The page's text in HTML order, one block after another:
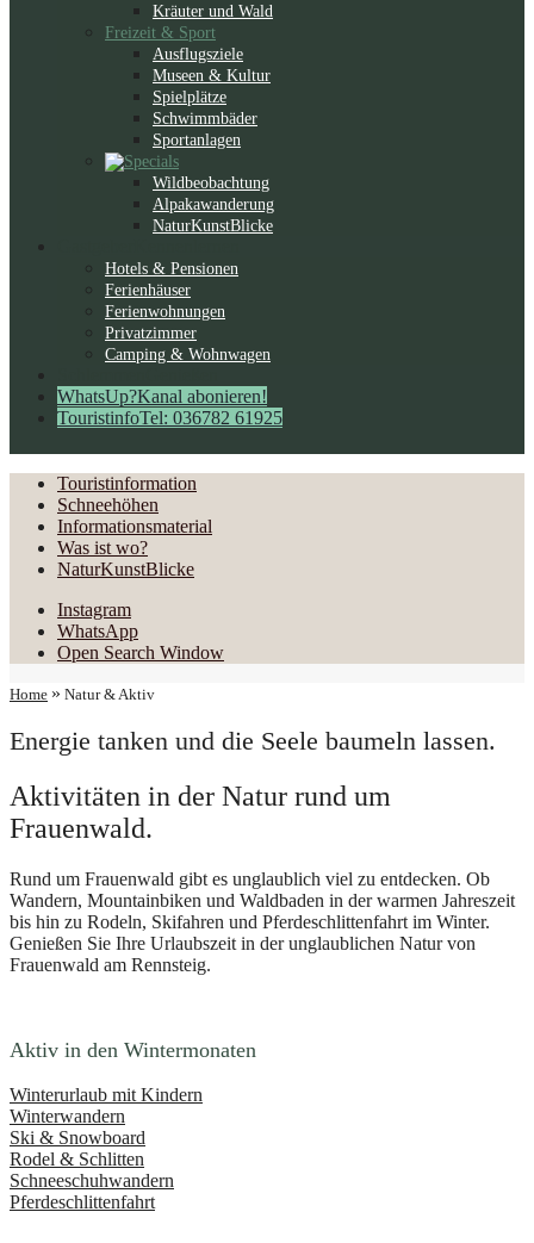
Kräuter und Wald
Freizeit & Sport
Ausflugsziele
Museen & Kultur
Spielplätze
Schwimmbäder
Sportanlagen
Wildbeobachtung
Alpakawanderung
NaturKunstBlicke
Hotels & Pensionen
Ferienhäuser
Ferienwohnungen
Privatzimmer
Camping & Wohnwagen
WhatsUp?Kanal abonieren!
TouristinfoTel: 036782 61925
Touristinformation
Schneehöhen
Informationsmaterial
Was ist wo?
NaturKunstBlicke
Instagram
WhatsApp
Open Search Window
Home » Natur & Aktiv
Energie tanken und die Seele baumeln lassen.
Aktivitäten in der Natur rund um
Frauenwald.
Rund um Frauenwald gibt es unglaublich viel zu entdecken. Ob
Wandern, Mountainbiken und Waldbaden in der warmen Jahreszeit
bis hin zu Rodeln, Skifahren und Pferdeschlittenfahrt im Winter.
Genießen Sie Ihre Urlaubszeit in der unglaublichen Natur von
Frauenwald am Rennsteig.
Aktiv in den Wintermonaten
Winterurlaub mit Kindern
Winterwandern
Ski & Snowboard
Rodel & Schlitten
Schneeschuhwandern
Pferdeschlittenfahrt